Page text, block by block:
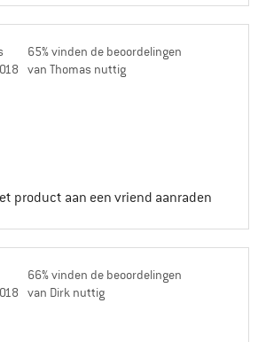
65% vinden de beoordelingen
van Thomas nuttig
product aan een vriend aanraden
66% vinden de beoordelingen
van Dirk nuttig